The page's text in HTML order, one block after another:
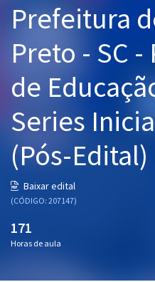
Graduação
OAB
Mentorias
Questões grátis
Conteúdo gratuito
Blog
Prefeitura
Preto - SC
de
Series
(Pós-Edital)
Baixar edital
(CÓDIGO: 207147)
171
Horas de aula